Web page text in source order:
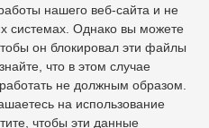
ООО ЦБ "Римико"
телефон:
65-02-27
нашего веб-сайта и не
системах. Однако вы можете
он блокировал эти файлы
что в этом случае
не должным образом.
на использование
чтобы эти данные